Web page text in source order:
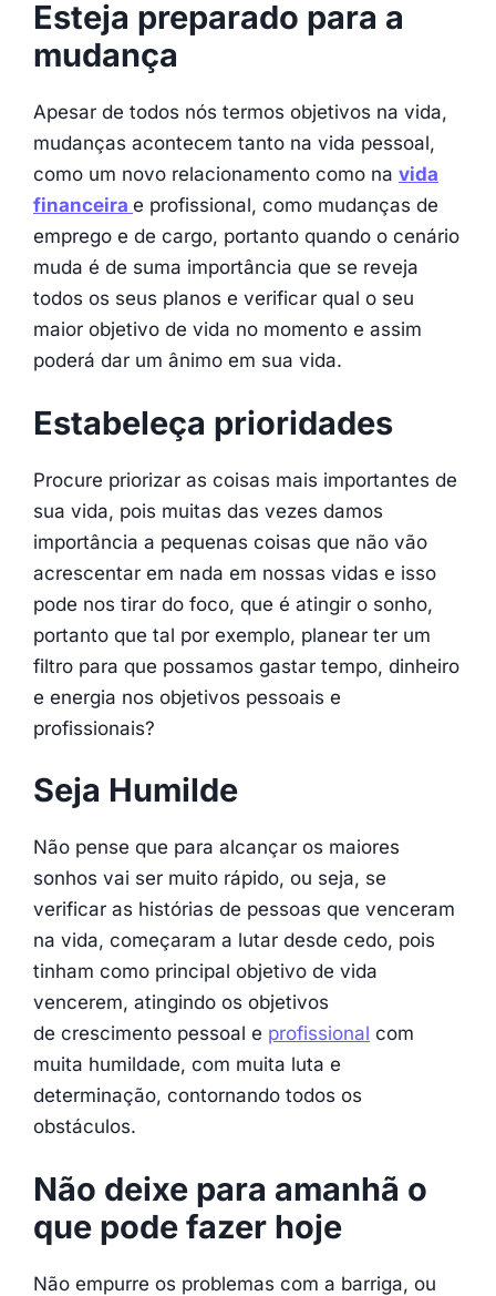
Esteja preparado para a
mudança
Apesar de todos nós termos objetivos na vida,
mudanças acontecem tanto na vida pessoal,
como um novo relacionamento como na vida
financeira e profissional, como mudanças de
emprego e de cargo, portanto quando o cenário
muda é de suma importância que se reveja
todos os seus planos e verificar qual o seu
maior objetivo de vida no momento e assim
poderá dar um ânimo em sua vida.
Estabeleça prioridades
Procure priorizar as coisas mais importantes de
sua vida, pois muitas das vezes damos
importância a pequenas coisas que não vão
acrescentar em nada em nossas vidas e isso
pode nos tirar do foco, que é atingir o sonho,
portanto que tal por exemplo, planear ter um
filtro para que possamos gastar tempo, dinheiro
e energia nos objetivos pessoais e
profissionais?
Seja Humilde
Não pense que para alcançar os maiores
sonhos vai ser muito rápido, ou seja, se
verificar as histórias de pessoas que venceram
na vida, começaram a lutar desde cedo, pois
tinham como principal objetivo de vida
vencerem, atingindo os objetivos
de crescimento pessoal e profissional com
muita humildade, com muita luta e
determinação, contornando todos os
obstáculos.
Não deixe para amanhã o
que pode fazer hoje
Não empurre os problemas com a barriga, ou